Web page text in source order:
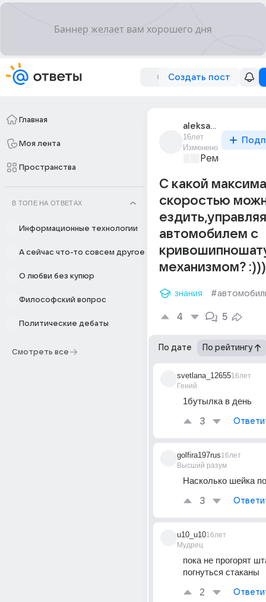
Создать пост
Главная
Моя лента
Пространства
В ТОПЕ НА ОТВЕТАХ
Информационные технологии
А сейчас что-то совсем другое
О любви без купюр
Философский вопрос
Политические дебаты
Смотреть все
aleksandr_2371
16лет
Изменено
Ремонт и
С какой
скоростью
ездить,управляя
автомобилем с
механизмом?
знания
4 5
По дате По рейтингу
svetlana_12655
Гений
16лет
1бутылка в день
3
golfira197rus
Высший разум
16лет
Насколько шейка
3
u10_u10
Мудрец
16лет
пока не прогорят
погнуться стаканы
2